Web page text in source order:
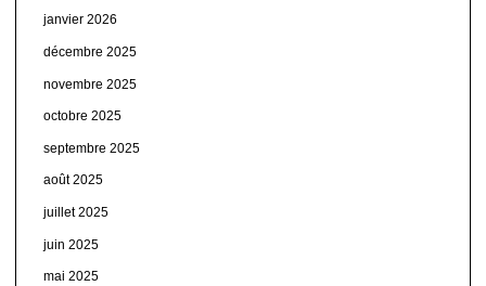
janvier 2026
décembre 2025
novembre 2025
octobre 2025
septembre 2025
août 2025
juillet 2025
juin 2025
mai 2025